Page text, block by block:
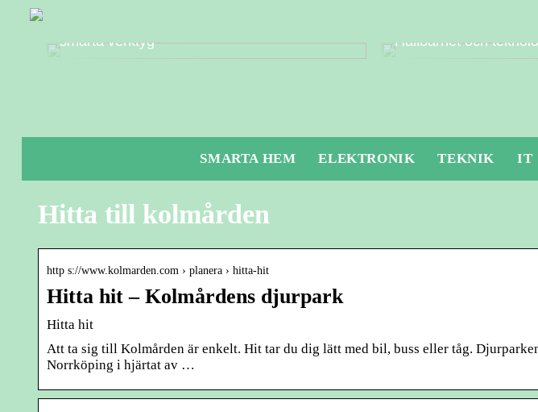
smarta verktyg
Hållbarhet och
SMARTA HEM ELEKTRONIK TEKNIK IT
Hitta till kolmården
http s://www.kolmarden.com › planera › hitta-hit
Hitta hit – Kolmårdens djurpark
Hitta hit
Att ta sig till Kolmården är enkelt. Hit tar du dig lätt med bil, buss eller tåg.
Norrköping i hjärtat av …